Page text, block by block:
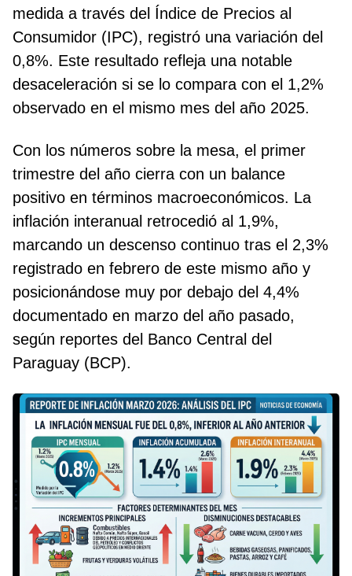
medida a través del Índice de Precios al
Consumidor (IPC), registró una variación del
0,8%. Este resultado refleja una notable
desaceleración si se lo compara con el 1,2%
observado en el mismo mes del año 2025.
Con los números sobre la mesa, el primer
trimestre del año cierra con un balance
positivo en términos macroeconómicos. La
inflación interanual retrocedió al 1,9%,
marcando un descenso continuo tras el 2,3%
registrado en febrero de este mismo año y
posicionándose muy por debajo del 4,4%
documentado en marzo del año pasado,
según reportes del Banco Central del
Paraguay (BCP).